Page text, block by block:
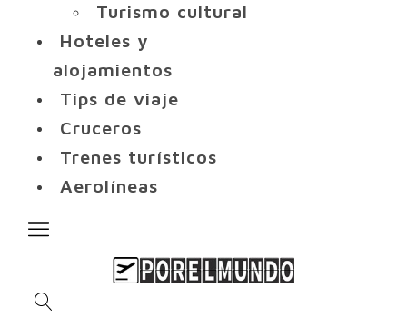
Turismo cultural
Hoteles y
alojamientos
Tips de viaje
Cruceros
Trenes turísticos
Aerolíneas